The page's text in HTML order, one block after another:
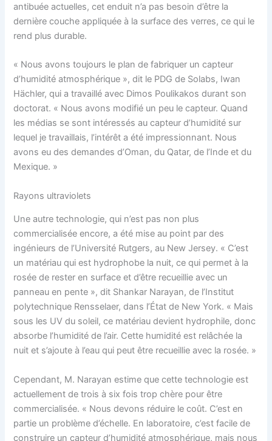
antibuée actuelles, cet enduit n’a pas besoin d’être la
dernière couche appliquée à la surface des verres, ce qui le
rend plus durable.
« Nous avons toujours le plan de fabriquer un capteur
d’humidité atmosphérique », dit le PDG de Solabs, Iwan
Hächler, qui a travaillé avec Dimos Poulikakos durant son
doctorat. « Nous avons modifié un peu le capteur. Quand
les médias se sont intéressés au capteur d’humidité sur
lequel je travaillais, l’intérêt a été impressionnant. Nous
avons eu des demandes d’Oman, du Qatar, de l’Inde et du
Mexique. »
Rayons ultraviolets
Une autre technologie, qui n’est pas non plus
commercialisée encore, a été mise au point par des
ingénieurs de l’Université Rutgers, au New Jersey. « C’est
un matériau qui est hydrophobe la nuit, ce qui permet à la
rosée de rester en surface et d’être recueillie avec un
panneau en pente », dit Shankar Narayan, de l’Institut
polytechnique Rensselaer, dans l’État de New York. « Mais
sous les UV du soleil, ce matériau devient hydrophile, donc
absorbe l’humidité de l’air. Cette humidité est relâchée la
nuit et s’ajoute à l’eau qui peut être recueillie avec la rosée. »
Cependant, M. Narayan estime que cette technologie est
actuellement de trois à six fois trop chère pour être
commercialisée. « Nous devons réduire le coût. C’est en
partie un problème d’échelle. En laboratoire, c’est facile de
construire un capteur d’humidité atmosphérique, mais nous